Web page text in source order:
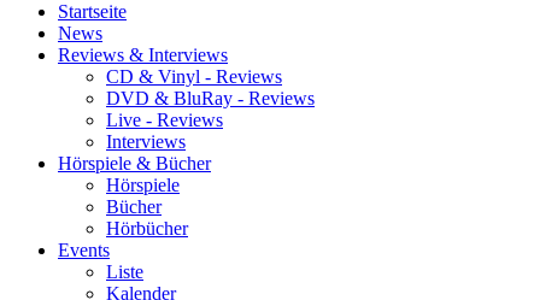
Startseite
News
Reviews & Interviews
CD & Vinyl - Reviews
DVD & BluRay - Reviews
Live - Reviews
Interviews
Hörspiele & Bücher
Hörspiele
Bücher
Hörbücher
Events
Liste
Kalender